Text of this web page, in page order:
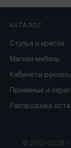
КАТАЛОГ
Стулья и кресла
Мягкая мебель
Кабинеты
Приёмные и
Распродажа
© 2012–2026
МЫ